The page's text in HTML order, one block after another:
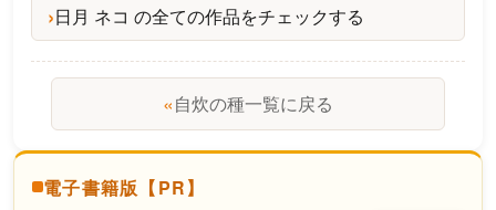
日月 ネコ の全ての作品をチェックする
«自炊の種一覧に戻る
電子書籍版【PR】